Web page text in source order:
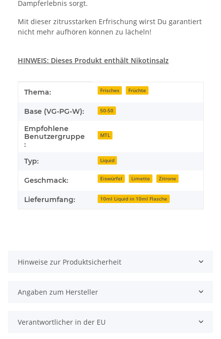
Dampferlebnis sorgt.
Mit dieser zitrusstarken Erfrischung wirst Du garantiert
nicht mehr aufhören können zu lächeln!
HINWEIS: Dieses Produkt enthält Nikotinsalz
Produkteigenschaft
Wert
Thema: Frisches Früchte
Base (VG-PG-W): 50-50
Empfohlene
Benutzergruppe
:
MTL
Typ: Liquid
Geschmack: Eiswürfel Limette Zitrone
Lieferumfang: 10ml Liquid in 10ml Flasche
Hinweise zur Produktsicherheit
Angaben zum Hersteller
Verantwortlicher in der EU